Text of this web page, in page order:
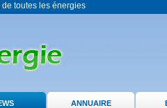
de toutes les énergies
ANNUAIRE